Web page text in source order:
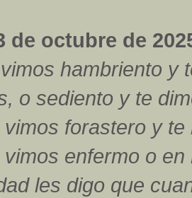
de octubre de
hambriento y
o sediento y te
forastero y
enfermo o
les digo que